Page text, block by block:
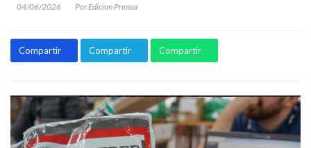
04/06/2026 Por Edicion Prensa
Compartir Compartir Compartir